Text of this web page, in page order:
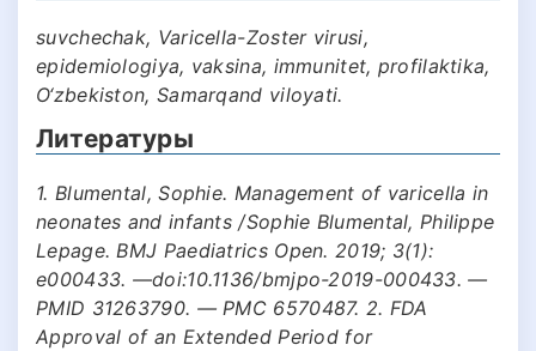
suvchechak, Varicella-Zoster virusi,
epidemiologiya, vaksina, immunitet, profilaktika,
O‘zbekiston, Samarqand viloyati.
Литературы
1. Blumental, Sophie. Management of varicella in
neonates and infants /Sophie Blumental, Philippe
Lepage. BMJ Paediatrics Open. 2019; 3(1):
e000433. —doi:10.1136/bmjpo-2019-000433. —
PMID 31263790. — PMC 6570487. 2. FDA
Approval of an Extended Period for